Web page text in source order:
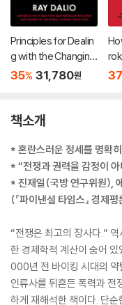
Principles for Dealin
g with the Changing
World Order
35% 31,780원 37
책소개
* 혼란스러운 정세를 명확
* “전쟁과 권력을 감정이
* 진재일(국방 연구위원),
(『파이낸셜 타임스』 경제
“전쟁은 최고의 장사다.”
한 경제학적 계산이 숨어 있
000년 전 바이킹 시대의
인류사를 뒤흔든 폭력과 전
하게 재해석한 책이다. 단